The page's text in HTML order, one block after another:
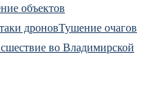
объектов
дроновТушение очагов
во Владимирской